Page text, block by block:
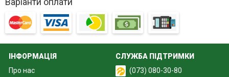
ІНФОРМАЦІЯ
Про нас
СЛУЖБА ПІДТРИМКИ
(073) 080-30-80